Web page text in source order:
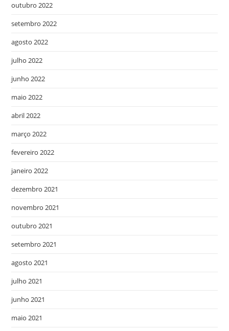
outubro 2022
setembro 2022
agosto 2022
julho 2022
junho 2022
maio 2022
abril 2022
março 2022
fevereiro 2022
janeiro 2022
dezembro 2021
novembro 2021
outubro 2021
setembro 2021
agosto 2021
julho 2021
junho 2021
maio 2021